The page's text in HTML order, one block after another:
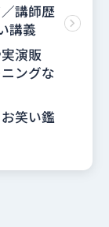
講師歴
講義
演販
ングな
笑い鑑